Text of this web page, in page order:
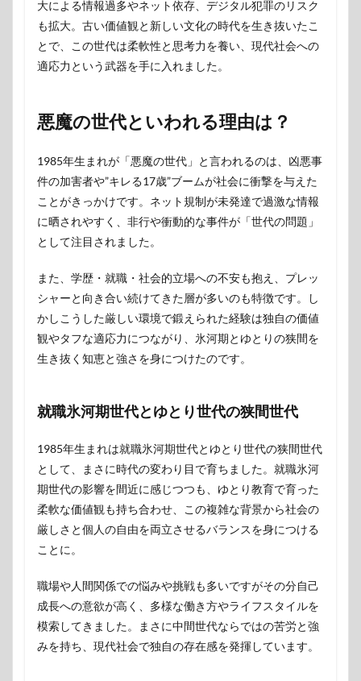
大による情報過多やネット依存、デジタル犯罪のリスク
も拡大。古い価値観と新しい文化の時代を生き抜いたこ
とで、この世代は柔軟性と思考力を養い、現代社会への
適応力という武器を手に入れました。
悪魔の世代といわれる理由は？
1985年生まれが「悪魔の世代」と言われるのは、凶悪事
件の加害者や”キレる17歳”ブームが社会に衝撃を与えた
ことがきっかけです。ネット規制が未発達で過激な情報
に晒されやすく、非行や衝動的な事件が「世代の問題」
として注目されました。
また、学歴・就職・社会的立場への不安も抱え、プレッ
シャーと向き合い続けてきた層が多いのも特徴です。し
かしこうした厳しい環境で鍛えられた経験は独自の価値
観やタフな適応力につながり、氷河期とゆとりの狭間を
生き抜く知恵と強さを身につけたのです。
就職氷河期世代とゆとり世代の狭間世代
1985年生まれは就職氷河期世代とゆとり世代の狭間世代
として、まさに時代の変わり目で育ちました。就職氷河
期世代の影響を間近に感じつつも、ゆとり教育で育った
柔軟な価値観も持ち合わせ、この複雑な背景から社会の
厳しさと個人の自由を両立させるバランスを身につける
ことに。
職場や人間関係での悩みや挑戦も多いですがその分自己
成長への意欲が高く、多様な働き方やライフスタイルを
模索してきました。まさに中間世代ならではの苦労と強
みを持ち、現代社会で独自の存在感を発揮しています。